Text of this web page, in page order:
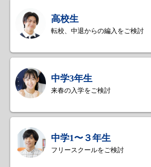
高校生
転校、中退からの編入をご検討
中学3年生
来春の入学をご検討
中学1〜３年生
フリースクールをご検討